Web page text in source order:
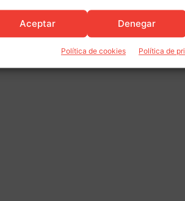
Aceptar Denegar
Política de cookies Política de